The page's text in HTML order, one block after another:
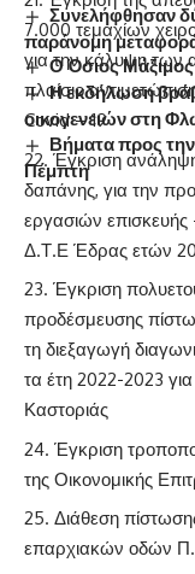
7.000 τεμαχίων
για την κάλυψη των
πλαίσιο
Covid – 19
Έγκριση
δαπάνης, για την
εργασιών
Δ.Τ.Ε Έδρας ετών
Έγκριση
προδέσμευσης
τη διεξαγωγή
τα έτη 2022-2023
Καστοριάς
Έγκριση
της Οικονομικής
Διάθεση
επαρχιακών οδών
Συνελήφθησαν
παράνομη
Ο Όσιος Μάξιμος
Η εκδήλωση
οικογενειών στη
Βήματα προς
Πέμπτη